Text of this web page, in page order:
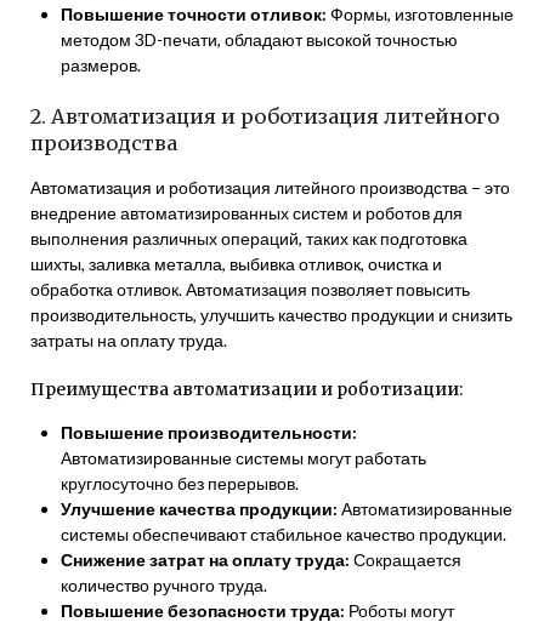
Повышение точности отливок: Формы, изготовленные
методом 3D-печати, обладают высокой точностью
размеров.
2. Автоматизация и роботизация литейного
производства
Автоматизация и роботизация литейного производства – это
внедрение автоматизированных систем и роботов для
выполнения различных операций, таких как подготовка
шихты, заливка металла, выбивка отливок, очистка и
обработка отливок. Автоматизация позволяет повысить
производительность, улучшить качество продукции и снизить
затраты на оплату труда.
Преимущества автоматизации и роботизации:
Повышение производительности:
Автоматизированные системы могут работать
круглосуточно без перерывов.
Улучшение качества продукции: Автоматизированные
системы обеспечивают стабильное качество продукции.
Снижение затрат на оплату труда: Сокращается
количество ручного труда.
Повышение безопасности труда: Роботы могут